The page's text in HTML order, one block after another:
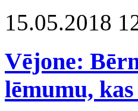
15.05.2018
Vējone:
lēmumu,